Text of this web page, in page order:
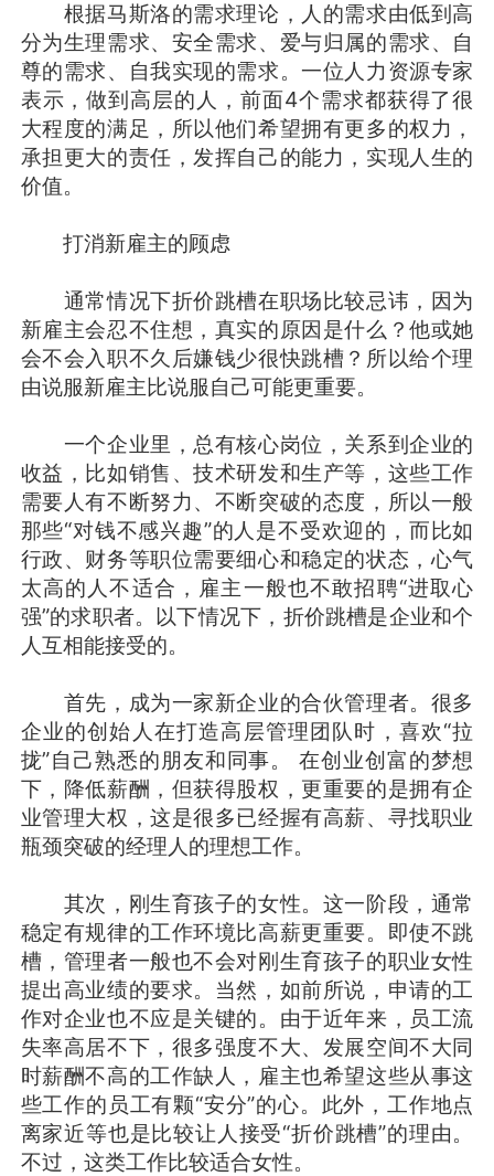
根据马斯洛的需求理论，人的需求由低到高
分为生理需求、安全需求、爱与归属的需求、自
尊的需求、自我实现的需求。一位人力资源专家
表示，做到高层的人，前面4个需求都获得了很
大程度的满足，所以他们希望拥有更多的权力，
承担更大的责任，发挥自己的能力，实现人生的
价值。
打消新雇主的顾虑
通常情况下折价跳槽在职场比较忌讳，因为
新雇主会忍不住想，真实的原因是什么？他或她
会不会入职不久后嫌钱少很快跳槽？所以给个理
由说服新雇主比说服自己可能更重要。
一个企业里，总有核心岗位，关系到企业的
收益，比如销售、技术研发和生产等，这些工作
需要人有不断努力、不断突破的态度，所以一般
那些“对钱不感兴趣”的人是不受欢迎的，而比如
行政、财务等职位需要细心和稳定的状态，心气
太高的人不适合，雇主一般也不敢招聘“进取心
强”的求职者。以下情况下，折价跳槽是企业和个
人互相能接受的。
首先，成为一家新企业的合伙管理者。很多
企业的创始人在打造高层管理团队时，喜欢“拉
拢”自己熟悉的朋友和同事。 在创业创富的梦想
下，降低薪酬，但获得股权，更重要的是拥有企
业管理大权，这是很多已经握有高薪、寻找职业
瓶颈突破的经理人的理想工作。
其次，刚生育孩子的女性。这一阶段，通常
稳定有规律的工作环境比高薪更重要。即使不跳
槽，管理者一般也不会对刚生育孩子的职业女性
提出高业绩的要求。当然，如前所说，申请的工
作对企业也不应是关键的。由于近年来，员工流
失率高居不下，很多强度不大、发展空间不大同
时薪酬不高的工作缺人，雇主也希望这些从事这
些工作的员工有颗“安分”的心。此外，工作地点
离家近等也是比较让人接受“折价跳槽”的理由。
不过，这类工作比较适合女性。